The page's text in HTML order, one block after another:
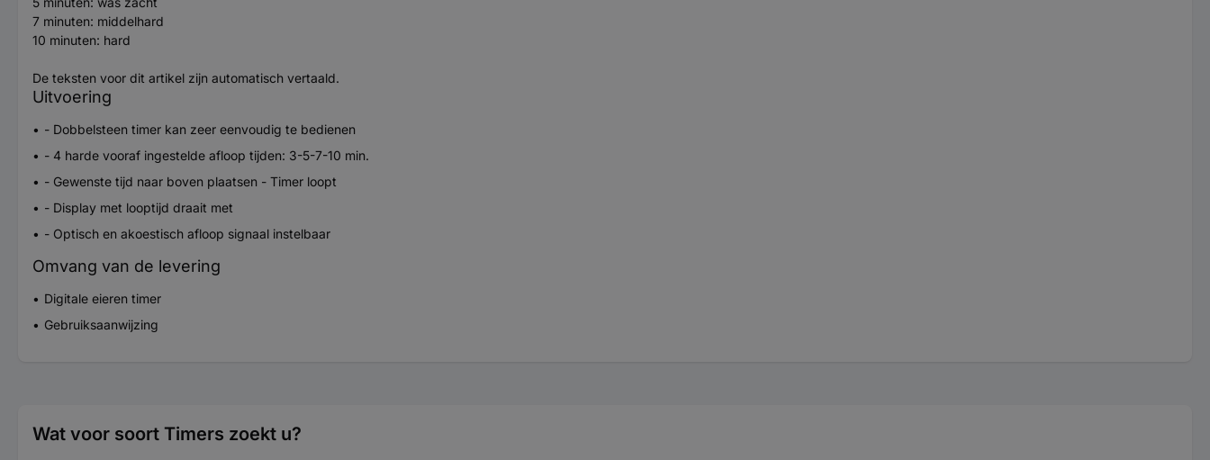
7 minuten: middelhard
10 minuten: hard
De teksten voor dit artikel zijn automatisch vertaald.
Uitvoering
- Dobbelsteen timer kan zeer eenvoudig te bedienen
- 4 harde vooraf ingestelde afloop tijden: 3-5-7-10 min.
- Gewenste tijd naar boven plaatsen - Timer loopt
- Display met looptijd draait met
- Optisch en akoestisch afloop signaal instelbaar
Omvang van de levering
Digitale eieren timer
Gebruiksaanwijzing
Wat voor soort Timers zoekt u?